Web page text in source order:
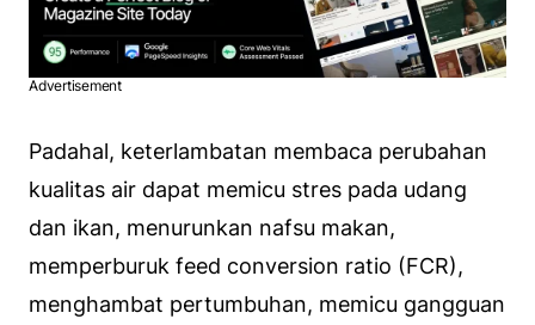
Advertisement
Padahal, keterlambatan membaca perubahan
kualitas air dapat memicu stres pada udang
dan ikan, menurunkan nafsu makan,
memperburuk feed conversion ratio (FCR),
menghambat pertumbuhan, memicu gangguan